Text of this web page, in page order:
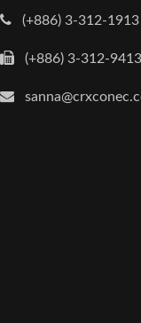
(+886) 3-312-1913
(+886) 3-312-9413